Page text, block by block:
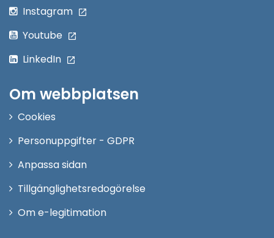
Instagram
Youtube
LinkedIn
Om webbplatsen
Cookies
Personuppgifter - GDPR
Anpassa sidan
Tillgänglighetsredogörelse
Om e-legitimation